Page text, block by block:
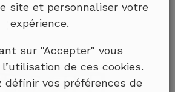
site et personnaliser votre
expérience.
sur "Accepter" vous
de ces cookies.
définir vos préférences de